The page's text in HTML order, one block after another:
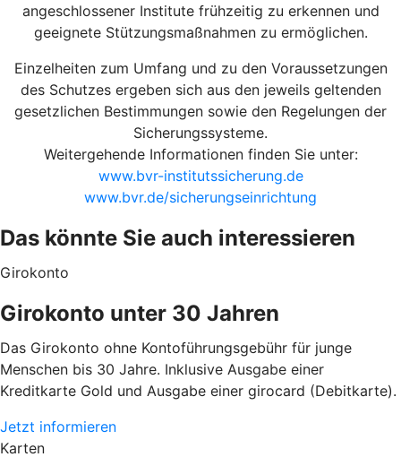
angeschlossener Institute frühzeitig zu erkennen und
geeignete Stützungsmaßnahmen zu ermöglichen.
Einzelheiten zum Umfang und zu den Voraussetzungen
des Schutzes ergeben sich aus den jeweils geltenden
gesetzlichen Bestimmungen sowie den Regelungen der
Sicherungssysteme.
Weitergehende Informationen finden Sie unter:
www.bvr-institutssicherung.de
www.bvr.de/sicherungseinrichtung
Das könnte Sie auch interessieren
Girokonto
Girokonto unter 30 Jahren
Das Girokonto ohne Kontoführungsgebühr für junge
Menschen bis 30 Jahre. Inklusive Ausgabe einer
Kreditkarte Gold und Ausgabe einer girocard (Debitkarte).
Jetzt informieren
Karten